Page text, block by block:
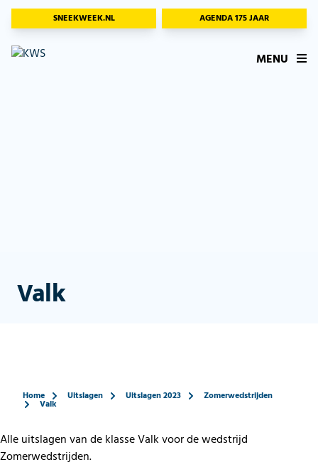
SNEEKWEEK.NL AGENDA 175 JAAR
MENU
Valk
Home Uitslagen Uitslagen 2023 Zomerwedstrijden
Valk
Alle uitslagen van de klasse Valk voor de wedstrijd
Zomerwedstrijden.